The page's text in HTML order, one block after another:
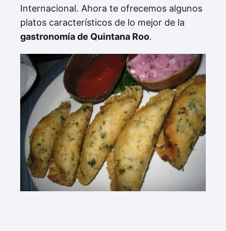
Internacional. Ahora te ofrecemos algunos
platos característicos de lo mejor de la
gastronomía de Quintana Roo.